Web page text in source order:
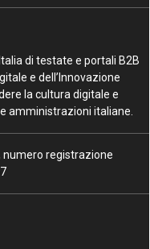
di testate e portali B2B
e dell’Innovazione
la cultura digitale e
amministrazioni italiane.
numero registrazione